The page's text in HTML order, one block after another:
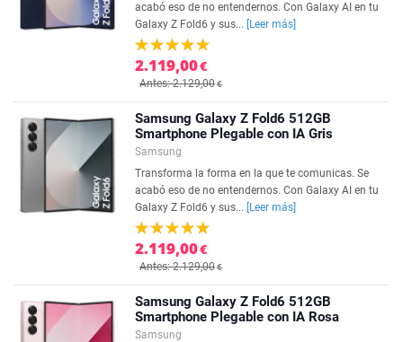
acabó eso de no entendernos. Con Galaxy AI en tu
Galaxy Z Fold6 y sus...
[Leer más]
2.119,00€
Antes: 2.129,00€
Samsung Galaxy Z Fold6 512GB
Smartphone Plegable con IA Gris
Samsung
Transforma la forma en la que te comunicas. Se
acabó eso de no entendernos. Con Galaxy AI en tu
Galaxy Z Fold6 y sus...
[Leer más]
2.119,00€
Antes: 2.129,00€
Samsung Galaxy Z Fold6 512GB
Smartphone Plegable con IA Rosa
Samsung